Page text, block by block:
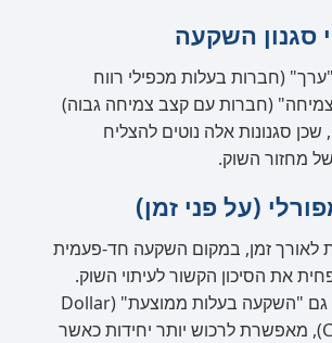
(חברות בעלות מכפילי רווח
"צמיחה" (חברות עם קצב צמיחה גבוה)
שכן סגנונות אלה נוטים להצליח
מחזור השוק.
לאורך זמן, במקום השקעה חד-פעמית
את הסיכון הקשור לעיתוי השוק.
שיטה זו, המכונה גם "השקעה בעלות ממוצעת" (Dollar
Cost Averaging), מאפשרת לרכוש יותר יחידות כאשר